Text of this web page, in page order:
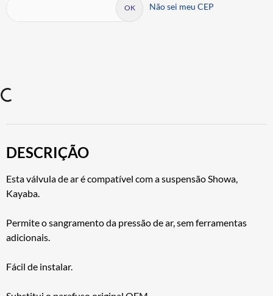
Não sei meu CEP
DESCRIÇÃO
Esta válvula de ar é compatível com a suspensão Showa,
Kayaba.
Permite o sangramento da pressão de ar, sem ferramentas
adicionais.
Fácil de instalar.